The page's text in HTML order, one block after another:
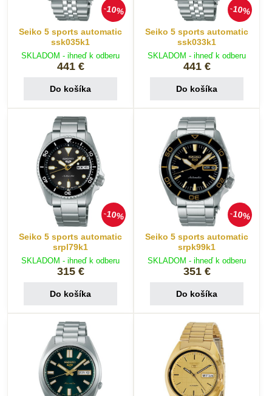
10%
Seiko 5 sports automatic
ssk035k1
SKLADOM - ihneď k odberu
441 €
Do košíka
10%
Seiko 5 sports automatic
ssk033k1
SKLADOM - ihneď k odberu
441 €
Do košíka
10%
Seiko 5 sports automatic
srpl79k1
SKLADOM - ihneď k odberu
315 €
Do košíka
10%
Seiko 5 sports automatic
srpk99k1
SKLADOM - ihneď k odberu
351 €
Do košíka